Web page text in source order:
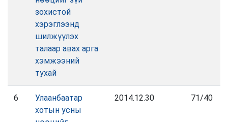
зохистой
хэрэглээнд
шилжүүлэх
талаар авах арга
хэмжээний
тухай
6
Улаанбаатар
хотын усны
2014.12.30 71/40